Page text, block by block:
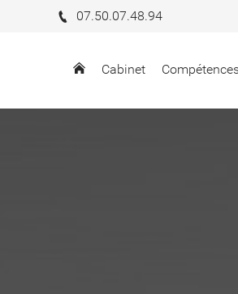
Cabinet
07.50.07.48.94